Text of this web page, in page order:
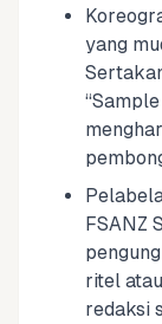
yang
FSANZ
ritel
redaksi